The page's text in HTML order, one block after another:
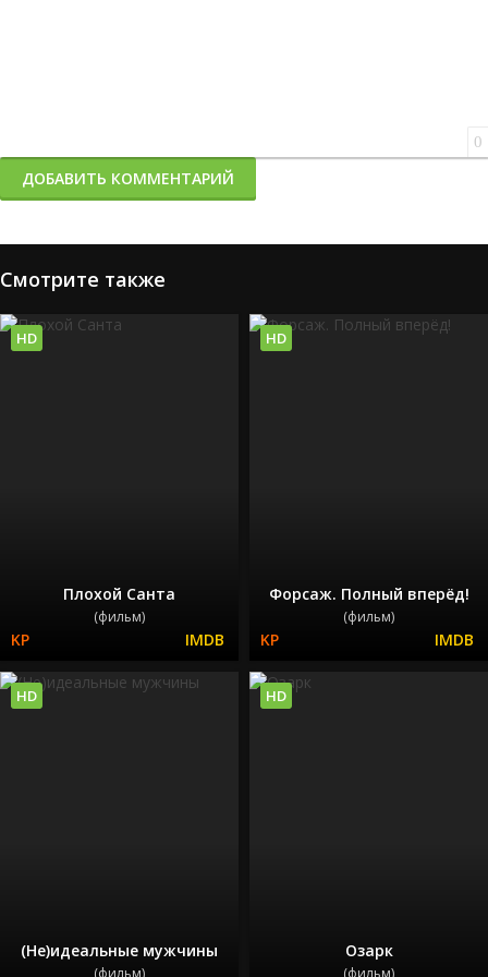
0
ДОБАВИТЬ КОММЕНТАРИЙ
Смотрите также
Плохой Санта
(фильм)
HD
Форсаж. Полный вперёд!
(фильм)
HD
(Не)идеальные мужчины
(фильм)
HD
Озарк
(фильм)
HD